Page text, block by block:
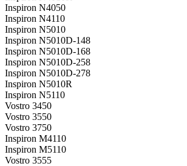
Inspiron N4050
Inspiron N4110
Inspiron N5010
Inspiron N5010D-148
Inspiron N5010D-168
Inspiron N5010D-258
Inspiron N5010D-278
Inspiron N5010R
Inspiron N5110
Vostro 3450
Vostro 3550
Vostro 3750
Inspiron M4110
Inspiron M5110
Vostro 3555